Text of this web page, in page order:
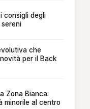
consigli degli
che
per il Back
Zona Bianca:
minorile al centro